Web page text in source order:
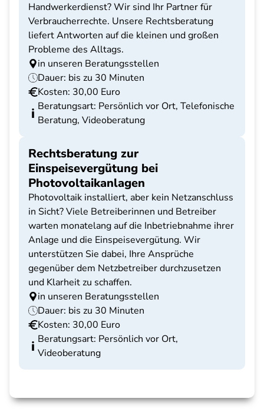
Handwerkerdienst? Wir sind Ihr Partner für
Verbraucherrechte. Unsere Rechtsberatung
liefert Antworten auf die kleinen und großen
Probleme des Alltags.
in unseren Beratungsstellen
Dauer: bis zu 30 Minuten
Kosten: 30,00 Euro
Beratungsart: Persönlich vor Ort, Telefonische
Beratung, Videoberatung
Rechtsberatung zur
Einspeisevergütung bei
Photovoltaikanlagen
Photovoltaik installiert, aber kein Netzanschluss
in Sicht? Viele Betreiberinnen und Betreiber
warten monatelang auf die Inbetriebnahme ihrer
Anlage und die Einspeisevergütung. Wir
unterstützen Sie dabei, Ihre Ansprüche
gegenüber dem Netzbetreiber durchzusetzen
und Klarheit zu schaffen.
in unseren Beratungsstellen
Dauer: bis zu 30 Minuten
Kosten: 30,00 Euro
Beratungsart: Persönlich vor Ort,
Videoberatung